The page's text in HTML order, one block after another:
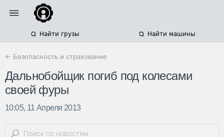
Найти грузы Найти машины
← Безопасность и страхование
Дальнобойщик погиб под колесами
своей фуры
10:05, 11 Апреля 2013